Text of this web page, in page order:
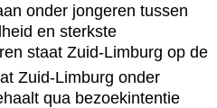
onder jongeren tussen
en sterkste
staat Zuid-Limburg op de
Zuid-Limburg onder
qua bezoekintentie